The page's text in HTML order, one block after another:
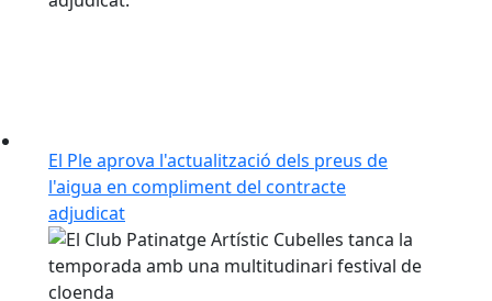
El Ple aprova l'actualització dels preus de
l'aigua en compliment del contracte
adjudicat